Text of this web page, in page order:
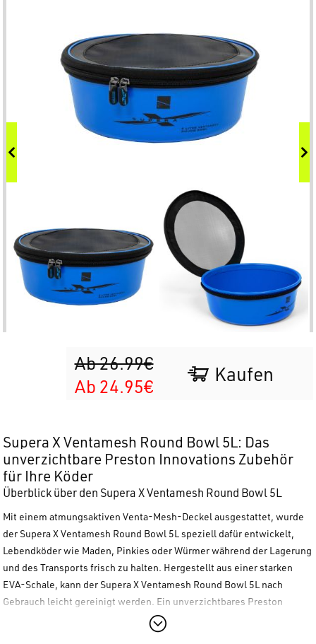
Ab 26.99€
Ab 24.95€
Kaufen
Supera X Ventamesh Round Bowl 5L: Das
unverzichtbare Preston Innovations Zubehör
für Ihre Köder
Überblick über den Supera X Ventamesh Round Bowl 5L
Mit einem atmungsaktiven Venta-Mesh-Deckel ausgestattet, wurde
derSupera X Ventamesh Round Bowl 5Lspeziell dafür entwickelt,
Lebendköder wie Maden, Pinkies oder Würmer während der Lagerung
und des Transports frisch zu halten. Hergestellt aus einer starken
EVA-Schale, kann der Supera X Ventamesh Round Bowl 5L nach
Gebrauch leicht gereinigt werden. Ein unverzichtbares Preston
Zubehör für Liebhaber des Feeder- und Match-Angelns.